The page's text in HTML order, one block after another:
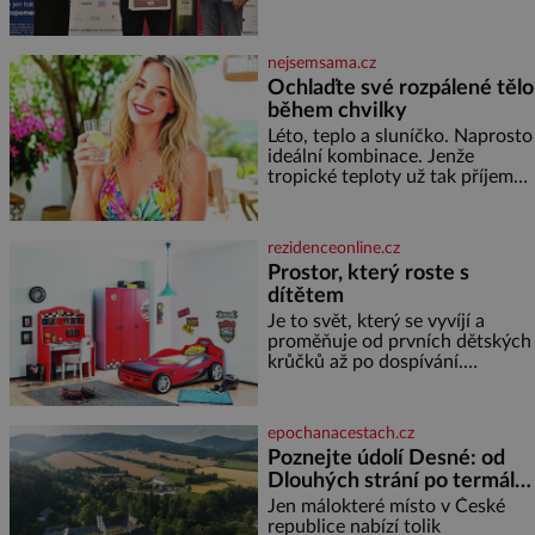
nejsemsama.cz
Ochlaďte své rozpálené tělo
během chvilky
Léto, teplo a sluníčko. Naprosto
ideální kombinace. Jenže
tropické teploty už tak příjemné
dyž se nám tropy zaryjí pod
kůži, hledáme úlevu v bazénu
nebo pomocí klimatizace. Jenže
ne vždycky můžeme být v jejich
blízkosti. Nemusíte však zoufat.
Pokud budete mít promyšlený
jídelníček, žadné pařáky si na
rezidenceonline.cz
Prostor, který roste s
dítětem
Je to svět, který se vyvíjí a
proměňuje od prvních dětských
krůčků až po dospívání.
soustředění i odpočinek a
reaguje na každou etapu života
a specifické potřeby dítěte. Pro
nejmenší je klíčová
jednoduchost, měkkost a
bezpečí, proto by pokoj
epochanacestach.cz
Poznejte údolí Desné: od
Dlouhých strání po termální
prameny
Jen málokteré místo v České
republice nabízí tolik